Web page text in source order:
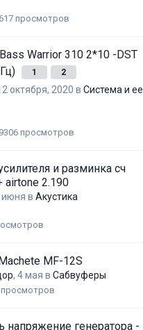
просмотров
Warrior 310 2*10 -DST
1 2
октября, 2020 в Система и ее
9306 просмотров
и разминка сч
airtone 2.190
июня в Акустика
MF-12S
, 4 мая в Сабвуферы
просмотров
напряжение генератора -